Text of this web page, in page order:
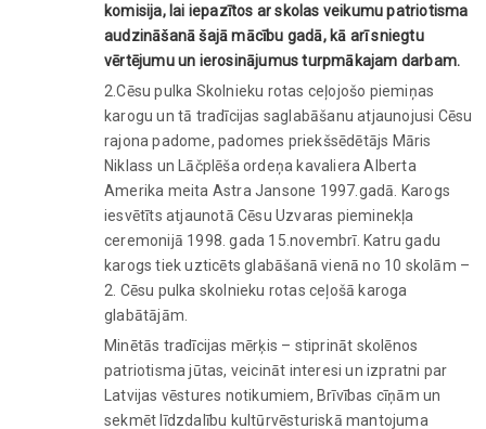
komisija, lai iepazītos ar skolas veikumu patriotisma
audzināšanā šajā mācību gadā, kā arī sniegtu
vērtējumu un ierosinājumus turpmākajam darbam.
2.Cēsu pulka Skolnieku rotas ceļojošo piemiņas
karogu un tā tradīcijas saglabāšanu atjaunojusi Cēsu
rajona padome, padomes priekšsēdētājs Māris
Niklass un Lāčplēša ordeņa kavaliera Alberta
Amerika meita Astra Jansone 1997.gadā. Karogs
iesvētīts atjaunotā Cēsu Uzvaras pieminekļa
ceremonijā 1998. gada 15.novembrī. Katru gadu
karogs tiek uzticēts glabāšanā vienā no 10 skolām –
2. Cēsu pulka skolnieku rotas ceļošā karoga
glabātājām.
Minētās tradīcijas mērķis – stiprināt skolēnos
patriotisma jūtas, veicināt interesi un izpratni par
Latvijas vēstures notikumiem, Brīvības cīņām un
sekmēt līdzdalību kultūrvēsturiskā mantojuma